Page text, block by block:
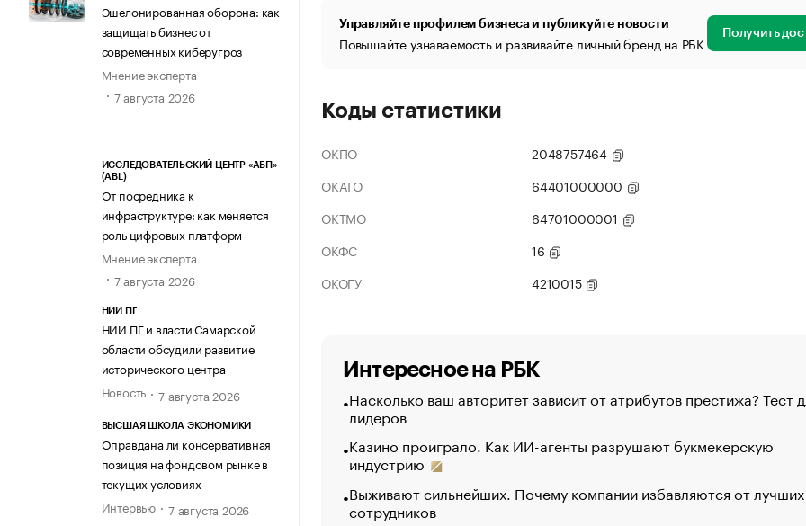
Эшелонированная оборона: как
защищать бизнес от
современных киберугроз
Мнение эксперта
7 августа 2026
ИССЛЕДОВАТЕЛЬСКИЙ ЦЕНТР «АБП»
(ABL)
От посредника к
инфраструктуре: как меняется
роль цифровых платформ
Мнение эксперта
7 августа 2026
НИИ ПГ
НИИ ПГ и власти Самарской
области обсудили развитие
исторического центра
Новость
7 августа 2026
ВЫСШАЯ ШКОЛА ЭКОНОМИКИ
Оправдана ли консервативная
позиция на фондовом рынке в
текущих условиях
Интервью
7 августа 2026
Управляйте профилем бизнеса и публикуйте новости
Повышайте узнаваемость и развивайте личный бренд на РБК Получить
Коды статистики
ОКПО
2048757464
ОКАТО
64401000000
ОКТМО
64701000001
ОКФС
16
ОКОГУ
4210015
Интересное на РБК
Насколько ваш авторитет зависит от атрибутов престижа? Тест
лидеров
Казино проиграло. Как ИИ-агенты разрушают букмекерскую
индустрию
Выживают сильнейших. Почему компании избавляются от лучших
сотрудников